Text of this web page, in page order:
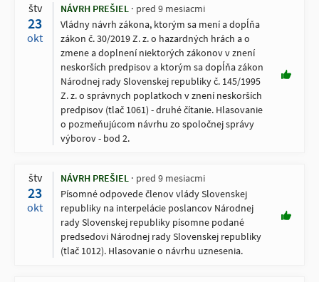
štv
23
okt
NÁVRH PREŠIEL
pred 9 mesiacmi
Vládny návrh zákona, ktorým sa mení a dopĺňa
zákon č. 30/2019 Z. z. o hazardných hrách a o
zmene a doplnení niektorých zákonov v znení
neskorších predpisov a ktorým sa dopĺňa zákon
Národnej rady Slovenskej republiky č. 145/1995
Z. z. o správnych poplatkoch v znení neskorších
predpisov (tlač 1061) - druhé čítanie. Hlasovanie
o pozmeňujúcom návrhu zo spoločnej správy
výborov - bod 2.
štv
23
okt
NÁVRH PREŠIEL
pred 9 mesiacmi
Písomné odpovede členov vlády Slovenskej
republiky na interpelácie poslancov Národnej
rady Slovenskej republiky písomne podané
predsedovi Národnej rady Slovenskej republiky
(tlač 1012). Hlasovanie o návrhu uznesenia.